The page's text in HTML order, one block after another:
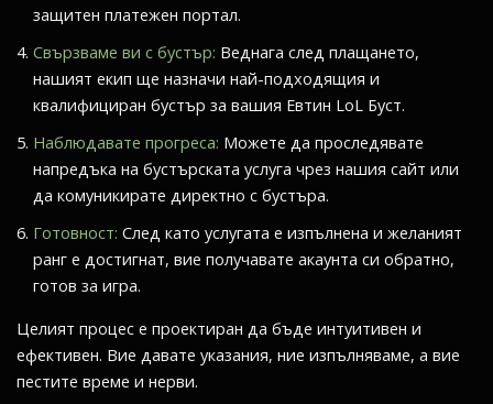
защитен платежен портал.
Свързваме ви с бустър: Веднага след плащането,
нашият екип ще назначи най-подходящия и
квалифициран бустър за вашия Евтин LoL Буст.
Наблюдавате прогреса: Можете да проследявате
напредъка на бустърската услуга чрез нашия сайт или
да комуникирате директно с бустъра.
Готовност: След като услугата е изпълнена и желаният
ранг е достигнат, вие получавате акаунта си обратно,
готов за игра.
Целият процес е проектиран да бъде интуитивен и
ефективен. Вие давате указания, ние изпълняваме, а вие
пестите време и нерви.